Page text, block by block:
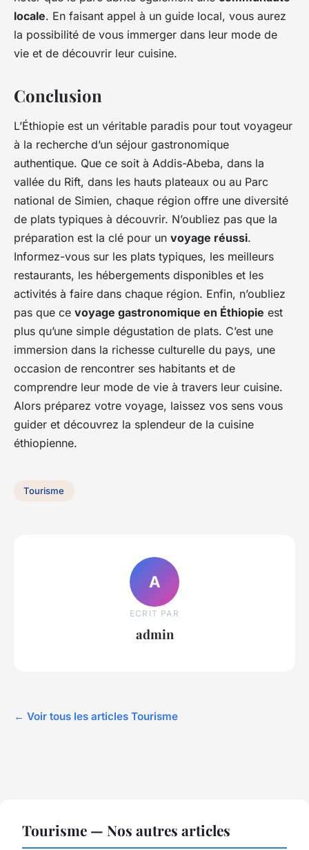
locale. En faisant appel à un guide local, vous aurez
la possibilité de vous immerger dans leur mode de
vie et de découvrir leur cuisine.
Conclusion
L’Éthiopie est un véritable paradis pour tout voyageur
à la recherche d’un séjour gastronomique
authentique. Que ce soit à Addis-Abeba, dans la
vallée du Rift, dans les hauts plateaux ou au Parc
national de Simien, chaque région offre une diversité
de plats typiques à découvrir. N’oubliez pas que la
préparation est la clé pour un voyage réussi.
Informez-vous sur les plats typiques, les meilleurs
restaurants, les hébergements disponibles et les
activités à faire dans chaque région. Enfin, n’oubliez
pas que ce voyage gastronomique en Éthiopie est
plus qu’une simple dégustation de plats. C’est une
immersion dans la richesse culturelle du pays, une
occasion de rencontrer ses habitants et de
comprendre leur mode de vie à travers leur cuisine.
Alors préparez votre voyage, laissez vos sens vous
guider et découvrez la splendeur de la cuisine
éthiopienne.
Tourisme
A
ECRIT PAR
admin
← Voir tous les articles Tourisme
Tourisme — Nos autres articles